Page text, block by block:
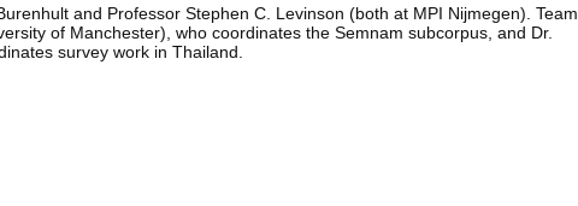
and Professor Stephen C. Levinson (both at MPI Nijmegen). Team
of Manchester), who coordinates the Semnam subcorpus, and Dr.
survey work in Thailand.